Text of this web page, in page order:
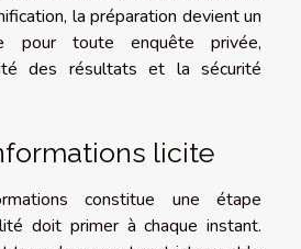
la préparation devient un
pour toute enquête privée,
des résultats et la sécurité
licite
constitue une étape
doit primer à chaque instant.